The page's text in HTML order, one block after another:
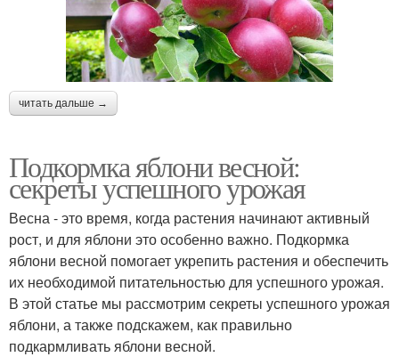
читать дальше →
Подкормка яблони весной:
секреты успешного урожая
Весна - это время, когда растения начинают активный
рост, и для яблони это особенно важно. Подкормка
яблони весной помогает укрепить растения и обеспечить
их необходимой питательностью для успешного урожая.
В этой статье мы рассмотрим секреты успешного урожая
яблони, а также подскажем, как правильно
подкармливать яблони весной.